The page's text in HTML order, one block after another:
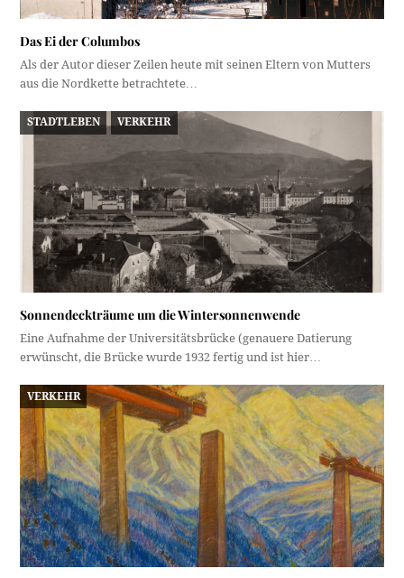
Das Ei der Columbos
Als der Autor dieser Zeilen heute mit seinen Eltern von Mutters
aus die Nordkette betrachtete…
STADTLEBEN VERKEHR
Sonnendeckträume um die Wintersonnenwende
Eine Aufnahme der Universitätsbrücke (genauere Datierung
erwünscht, die Brücke wurde 1932 fertig und ist hier…
VERKEHR